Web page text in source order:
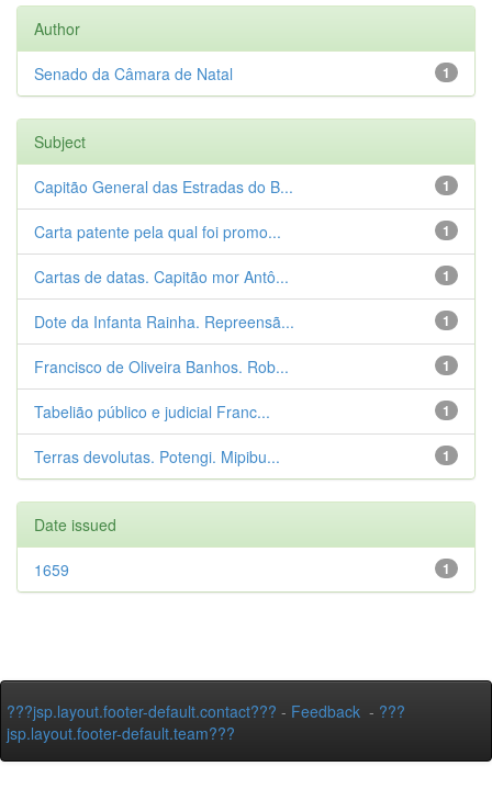
Author
1
Senado da Câmara de Natal
Subject
1
Capitão General das Estradas do B...
1
Carta patente pela qual foi promo...
1
Cartas de datas. Capitão mor Antô...
1
Dote da Infanta Rainha. Repreensã...
1
Francisco de Oliveira Banhos. Rob...
1
Tabelião público e judicial Franc...
1
Terras devolutas. Potengi. Mipibu...
Date issued
1
1659
???jsp.layout.footer-default.contact??? - Feedback - ???
jsp.layout.footer-default.team???